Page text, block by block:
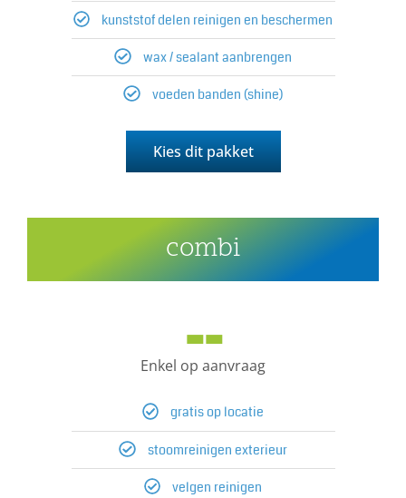
kunststof delen reinigen en beschermen
wax / sealant aanbrengen
voeden banden (shine)
Kies dit pakket
combi
--
Enkel op aanvraag
gratis op locatie
stoomreinigen exterieur
velgen reinigen